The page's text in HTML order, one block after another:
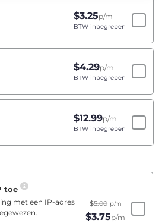
$3.25p/m
BTW inbegrepen
$4.29p/m
BTW inbegrepen
$12.99p/m
BTW inbegrepen
toe
met een IP-adres
$5.00 p/m
$3.75p/m